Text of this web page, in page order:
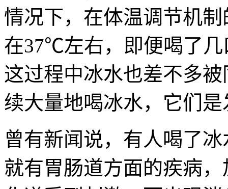
情况下，在体温调节机
在37℃左右，即便喝了
这过程中冰水也差不多
续大量地喝冰水，它们
曾有新闻说，有人喝了
就有胃肠道方面的疾病